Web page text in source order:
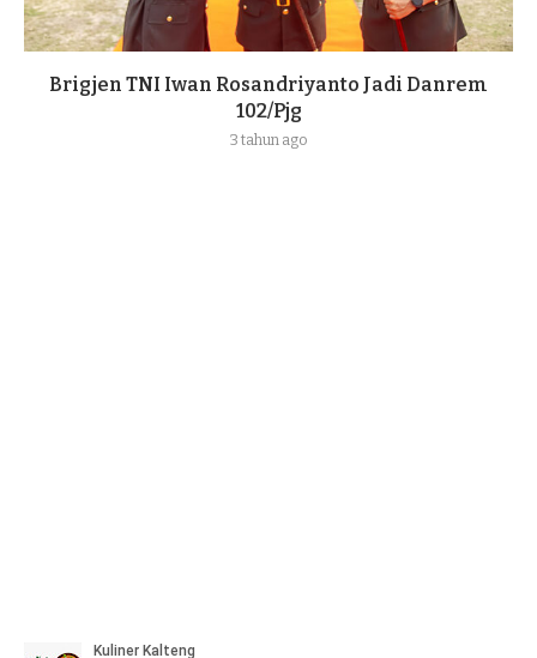
Brigjen TNI Iwan Rosandriyanto Jadi Danrem
102/Pjg
3 tahun ago